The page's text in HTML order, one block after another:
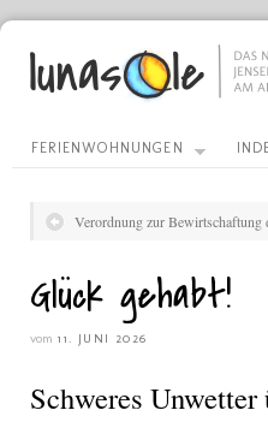
FERIENWOHNUNGEN
Verordnung zur Bewirtschaftung
Glück gehabt!
vom 11. JUNI 2026
Schweres